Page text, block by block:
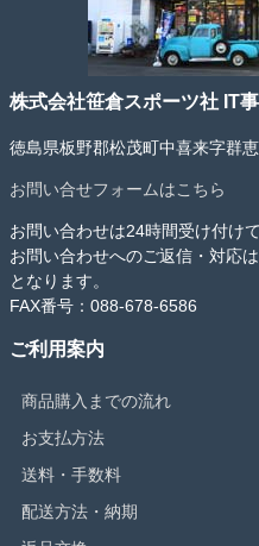
株式会社笹倉スポーツ社 IT
徳島県板野郡松茂町中喜来字群
お問い合せフォームはこちら
お問い合わせは24時間受け付け
お問い合わせへのご返信・対応
となります。
FAX番号：088-678-6586
ご利用案内
商品購入までの流れ
お支払方法
送料・手数料
配送方法・納期